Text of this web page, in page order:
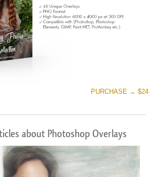
PURCHASE → $24
about Photoshop Overlays